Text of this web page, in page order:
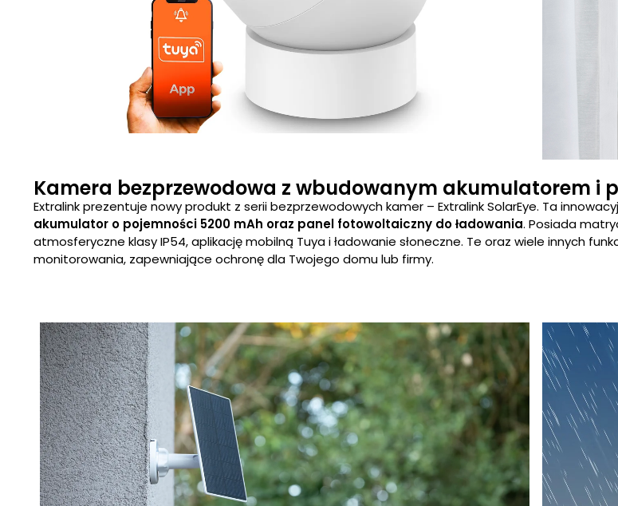
Kamera bezprzewodowa z wbudowanym akumulatorem i
Extralink prezentuje nowy produkt z serii bezprzewodowych kamer – Extralink SolarEye. Ta
akumulator o pojemności 5200 mAh oraz panel fotowoltaiczny do ładowania. Posiada
atmosferyczne klasy IP54, aplikację mobilną Tuya i ładowanie słoneczne. Te oraz wiele innych
monitorowania, zapewniające ochronę dla Twojego domu lub firmy.